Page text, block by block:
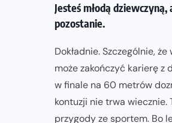
Jesteś młodą
pozostanie.
Dokładnie. Szczególnie,
może zakończyć karierę z
w finale na 60 metrów
kontuzji nie trwa wiecznie.
przygody ze sportem. Bo